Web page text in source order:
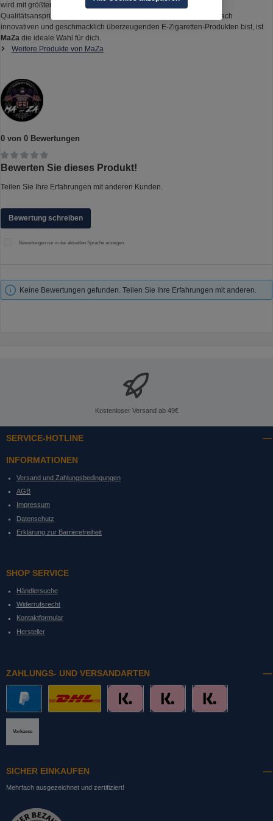
wird mit größter Sorgfalt und Präzision entwickelt, um den höchsten
Qualitätsansprüchen gerecht zu werden. Wenn du auf der Suche nach
innovativen und geschmacklich überzeugenden E-Zigaretten-Produkten bist, ist
MaZa die ideale Wahl für dich.
Weitere Produkte von MaZa
0 von 0 Bewertungen
Durchschnittliche Bewertung von 0 von 5 Sternen
Bewerten Sie dieses Produkt!
Teilen Sie Ihre Erfahrungen mit anderen Kunden.
Bewertung schreiben
Bewertungen nur in der aktuellen Sprache anzeigen.
Keine Bewertungen gefunden. Teilen Sie Ihre Erfahrungen mit anderen.
Kostenloser Versand ab 49€
SERVICE-HOTLINE
INFORMATIONEN
Versand und Zahlungsbedingungen
AGB
Impressum
Datenschutz
Erklärung zur Barrierefreiheit
SHOP SERVICE
Händlersuche
Widerrufsrecht
Kontaktformular
Hersteller
ZAHLUNGS- UND VERSANDARTEN
Vorkasse
SICHER EINKAUFEN
Mehrfach ausgezeichnet und zertifiziert!